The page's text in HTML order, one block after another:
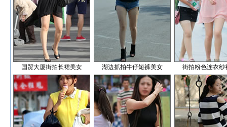
国贸大厦街拍长裙美女 湖边抓拍牛仔短裤美女 街拍粉色连衣纱